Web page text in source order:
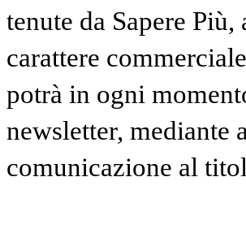
tenute da Sapere
carattere
potrà in ogni
newsletter, mediante
comunicazione al